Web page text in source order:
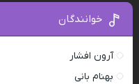
خوانندگان
آرون افشار
بهنام بانی